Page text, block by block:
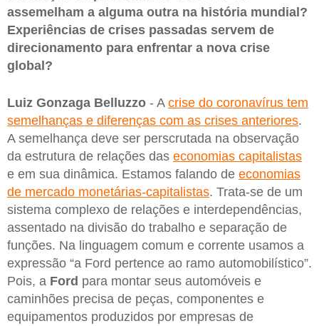
assemelham a alguma outra na história mundial?
Experiências de crises passadas servem de
direcionamento para enfrentar a nova crise
global?
Luiz Gonzaga Belluzzo - A crise do coronavírus tem
semelhanças e diferenças com as crises anteriores.
A semelhança deve ser perscrutada na observação
da estrutura de relações das economias capitalistas
e em sua dinâmica. Estamos falando de economias
de mercado monetárias-capitalistas. Trata-se de um
sistema complexo de relações e interdependências,
assentado na divisão do trabalho e separação de
funções. Na linguagem comum e corrente usamos a
expressão “a Ford pertence ao ramo automobilístico”.
Pois, a Ford para montar seus automóveis e
caminhões precisa de peças, componentes e
equipamentos produzidos por empresas de